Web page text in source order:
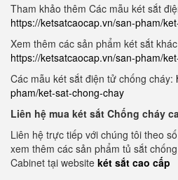
Tham khảo thêm Các mẫu két sắt
https://ketsatcaocap.vn/san-pham/
Xem thêm các sản phẩm két sắt
https://ketsatcaocap.vn/san-pham/
Các mẫu két sắt điện tử chống cháy:
pham/ket-sat-chong-chay
Liên hệ mua két sắt Chống cháy
Liên hệ trực tiếp với chúng tôi theo
xem thêm các sản phẩm tủ sắt
Cabinet tại website két sắt cao cấp